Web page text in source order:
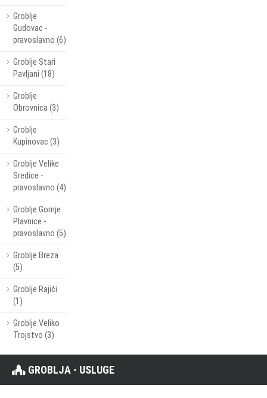
Groblje
Gudovac -
pravoslavno (6)
Groblje Stari
Pavljani (18)
Groblje
Obrovnica (3)
Groblje
Kupinovac (3)
Groblje Velike
Sredice -
pravoslavno (4)
Groblje Gornje
Plavnice -
pravoslavno (5)
Groblje Breza
(5)
Groblje Rajići
(1)
Groblje Veliko
Trojstvo (3)
GROBLJA - USLUGE